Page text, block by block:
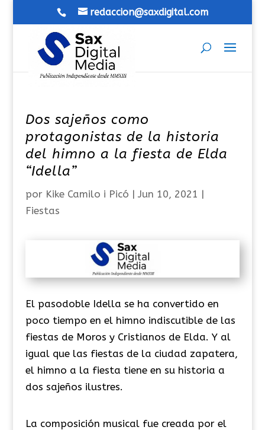
redaccion@saxdigital.com
Dos sajeños como
protagonistas de la historia
del himno a la fiesta de Elda
“Idella”
por Kike Camilo i Picó | Jun 10, 2021 |
Fiestas
El pasodoble Idella se ha convertido en
poco tiempo en el himno indiscutible de las
fiestas de Moros y Cristianos de Elda. Y al
igual que las fiestas de la ciudad zapatera,
el himno a la fiesta tiene en su historia a
dos sajeños ilustres.
La composición musical fue creada por el